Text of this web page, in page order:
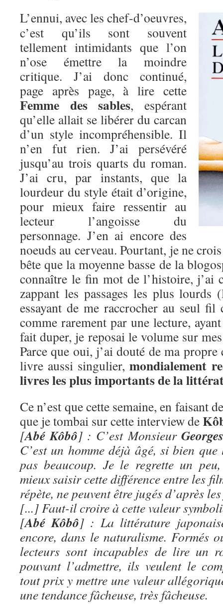
L’ennui, avec les chef-d’oeuvres,
c’est qu’ils sont souvent
tellement intimidants que l’on
n’ose émettre la moindre
critique. J’ai donc continué,
page après page, à lire cette
Femme des sables, espérant
qu’elle allait se libérer du carcan
d’un style incompréhensible. Il
n’en fut rien. J’ai persévéré
jusqu’au trois quarts du roman.
J’ai cru, par instants, que la
lourdeur du style était d’origine,
pour mieux faire ressentir au
lecteur l’angoisse du
personnage. J’en ai encore des
noeuds au cerveau. Pourtant, je ne
bête que la moyenne basse de la
connaître le fin mot de l’histoire, j’ai
zappant les passages les plus lourds
essayant de me raccrocher au seul
comme rarement par une lecture,
fait duper, je reposai le volume sur
Parce que oui, j’ai douté de ma propre
livre aussi singulier,mondialement
livres les plus importants de la
Ce n’est que cette semaine, en faisant
que je tombai sur cette interview de
[Abé Kôbô] : C’est Monsieur
C’est un homme déjà âgé, si bien
pas beaucoup. Je le regrette un
mieux saisir cette différence entre les
répète, ne peuvent être jugés d’après
[...] Faut-il croire à cette valeur
[Abé Kôbô] : La littérature
encore, dans le naturalisme. Formés
lecteurs sont incapables de lire un
pouvant l’admettre, ils veulent le
tout prix y mettre une valeur
une tendance fâcheuse, très fâcheuse.